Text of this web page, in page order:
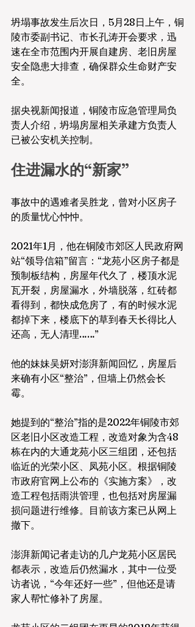
坍塌事故发生后次日，5月28日上午，铜
陵市委副书记、市长孔涛开会要求，迅
速在全市范围内开展自建房、老旧房屋
安全隐患大排查，确保群众生命财产安
全。
据央视新闻报道，铜陵市应急管理局负
责人介绍，坍塌房屋相关承建方负责人
已被公安机关控制。
住进漏水的“新家”
事故中的遇难者吴胜龙，曾对小区房子
的质量忧心忡忡。
2021年1月，他在铜陵市郊区人民政府网
站“领导信箱”留言：“龙苑小区房子都是
预制板结构，房屋年代久了，楼顶水泥
瓦开裂，房屋漏水，外墙脱落，红砖都
看得到，都快成危房了，有的时候水泥
都掉下来，楼底下的草到春天长得比人
还高，无人清理……”
他的妹妹吴妍对澎湃新闻回忆，房屋后
来确有小区“整治”，但墙上仍然会长
霉。
她提到的“整治”指的是2022年铜陵市郊
区老旧小区改造工程，改造对象为含48
栋在内的大通龙苑小区三组团，还包括
临近的光荣小区、凤苑小区。根据铜陵
市政府官网上公布的《实施方案》，改
造工程包括雨洪管理，也包括对房屋漏
损问题进行维修。目前该方案已从网上
撤下。
澎湃新闻记者走访的几户龙苑小区居民
都表示，改造后仍然漏水，其中一位受
访者说，“今年还好一些”，但他还是请
家人帮忙修补了房屋。